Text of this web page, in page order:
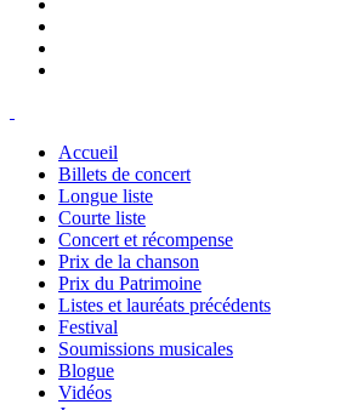
Accueil
Billets de concert
Longue liste
Courte liste
Concert et récompense
Prix de la chanson
Prix du Patrimoine
Listes et lauréats précédents
Festival
Soumissions musicales
Blogue
Vidéos